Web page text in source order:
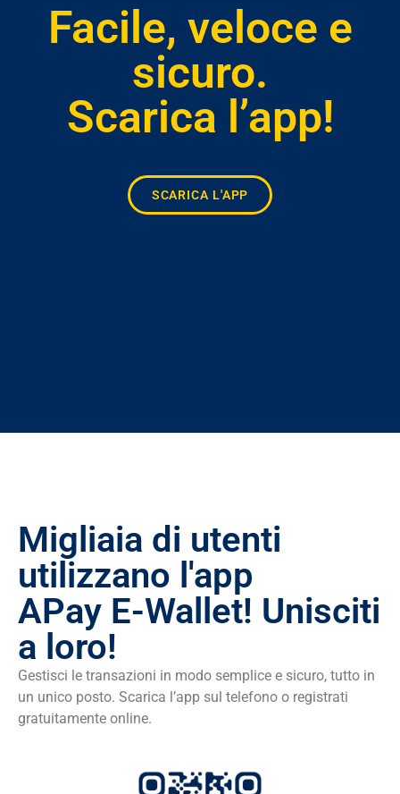
Facile, veloce e
sicuro.
Scarica l’app!
SCARICA L'APP
Migliaia di utenti
utilizzano l'app
APay E-Wallet! Unisciti
a loro!
Gestisci le transazioni in modo semplice e sicuro, tutto in
un unico posto. Scarica l’app sul telefono o registrati
gratuitamente online.